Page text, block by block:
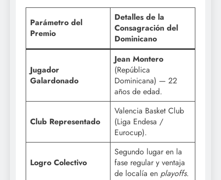
Parámetro del
Premio
Detalles de la
Consagración del
Dominicano
Jugador
Galardonado
Jean Montero
(República
Dominicana) — 22
años de edad.
Club Representado
Valencia Basket Club
(Liga Endesa /
Eurocup).
Logro Colectivo
Segundo lugar en la
fase regular y ventaja
de localía en playoffs.